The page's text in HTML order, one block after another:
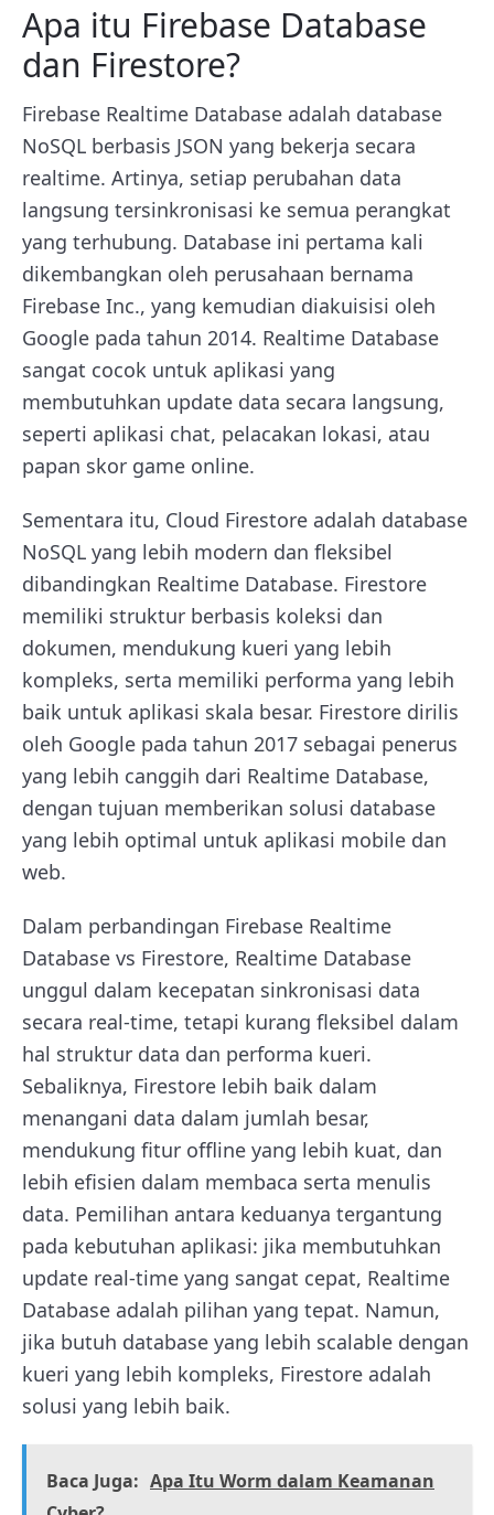
Apa itu Firebase Database
dan Firestore?
Firebase Realtime Database adalah database
NoSQL berbasis JSON yang bekerja secara
realtime. Artinya, setiap perubahan data
langsung tersinkronisasi ke semua perangkat
yang terhubung. Database ini pertama kali
dikembangkan oleh perusahaan bernama
Firebase Inc., yang kemudian diakuisisi oleh
Google pada tahun 2014. Realtime Database
sangat cocok untuk aplikasi yang
membutuhkan update data secara langsung,
seperti aplikasi chat, pelacakan lokasi, atau
papan skor game online.
Sementara itu, Cloud Firestore adalah database
NoSQL yang lebih modern dan fleksibel
dibandingkan Realtime Database. Firestore
memiliki struktur berbasis koleksi dan
dokumen, mendukung kueri yang lebih
kompleks, serta memiliki performa yang lebih
baik untuk aplikasi skala besar. Firestore dirilis
oleh Google pada tahun 2017 sebagai penerus
yang lebih canggih dari Realtime Database,
dengan tujuan memberikan solusi database
yang lebih optimal untuk aplikasi mobile dan
web.
Dalam perbandingan Firebase Realtime
Database vs Firestore, Realtime Database
unggul dalam kecepatan sinkronisasi data
secara real-time, tetapi kurang fleksibel dalam
hal struktur data dan performa kueri.
Sebaliknya, Firestore lebih baik dalam
menangani data dalam jumlah besar,
mendukung fitur offline yang lebih kuat, dan
lebih efisien dalam membaca serta menulis
data. Pemilihan antara keduanya tergantung
pada kebutuhan aplikasi: jika membutuhkan
update real-time yang sangat cepat, Realtime
Database adalah pilihan yang tepat. Namun,
jika butuh database yang lebih scalable dengan
kueri yang lebih kompleks, Firestore adalah
solusi yang lebih baik.
Baca Juga: Apa Itu Worm dalam Keamanan